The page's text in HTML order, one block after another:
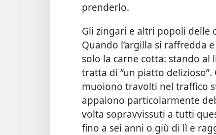
prenderlo.
Gli zingari e altri popoli delle
Quando l’argilla si raffredda
solo la carne cotta: stando al
tratta di “un piatto
muoiono travolti nel traffico
appaiono particolarmente
volta sopravvissuti a tutti
fino a sei anni o giù di lì e